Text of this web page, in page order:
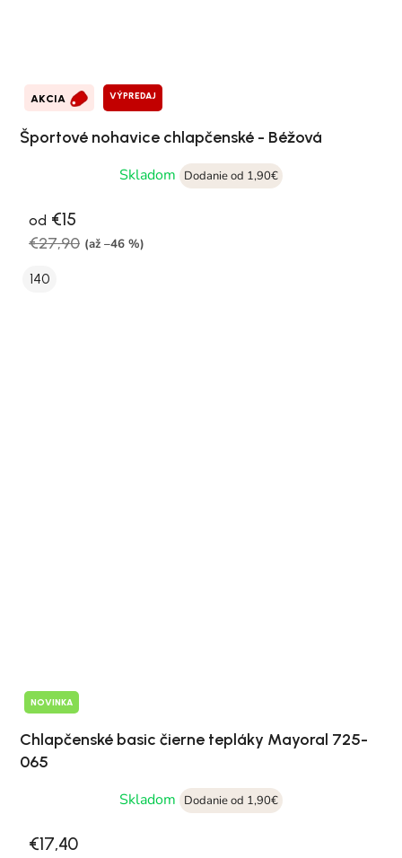
AKCIA VÝPREDAJ
Športové nohavice chlapčenské - Béžová
Skladom
Dodanie od 1,90€
od €15
€27,90 (až –46 %)
140
NOVINKA
Chlapčenské basic čierne tepláky Mayoral 725-
065
Skladom
Dodanie od 1,90€
€17,40